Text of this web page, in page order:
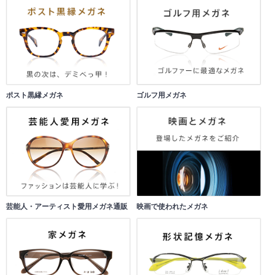
ポスト黒縁メガネ ゴルフ用メガネ
芸能人・アーティスト愛用メガネ通販 映画で使われたメガネ